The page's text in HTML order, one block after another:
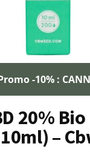
-10% :
20%
–